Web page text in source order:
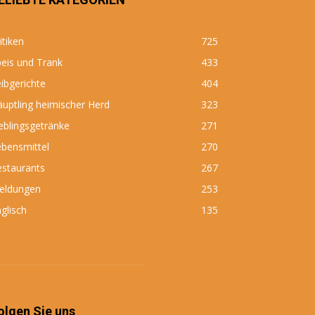
725
und Trank
433
404
heimischer Herd
323
271
270
267
253
135
Sie uns